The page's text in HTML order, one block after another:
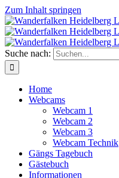
Zum Inhalt springen
Suche nach:
Home
Webcams
Webcam 1
Webcam 2
Webcam 3
Webcam Technik
Gängs Tagebuch
Gästebuch
Informationen